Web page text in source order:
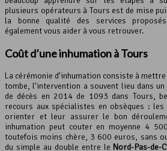
plusieurs opérateurs à Tours est de mise
la bonne qualité des services
également vous aider à vous retrouver.
Coût d’une inhumation à Tours
La cérémonie d’inhumation consiste à
tombe, l’intervention a souvent lieu dans
de décès en 2014 de 1093 dans Tours,
recours aux spécialistes en obsèques :
orienter et leur assurer le bon
inhumation peut couter en moyenne 4
toutefois moins chère, 3 600 euros, sans
du simple au double entre le Nord-Pas-de-